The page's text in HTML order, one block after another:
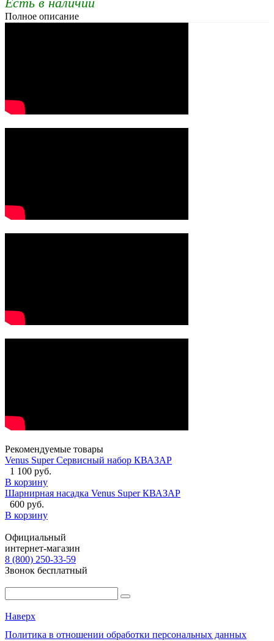
Полное описание
Рекомендуемые товары
Venus Super Сервисный набор КВАЗАР
1 100 руб.
В корзину
Шарнирная насадка Venus Super КВАЗАР
600 руб.
В корзину
Официальный
интернет-магазин
8 (800) 250-33-59
Звонок бесплатный
Наверх
Политика в отношении обработки персональных данных